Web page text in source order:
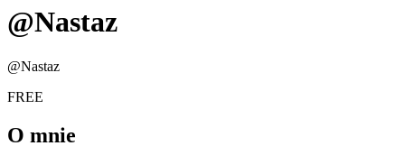
@Nastaz
@Nastaz
FREE
O mnie